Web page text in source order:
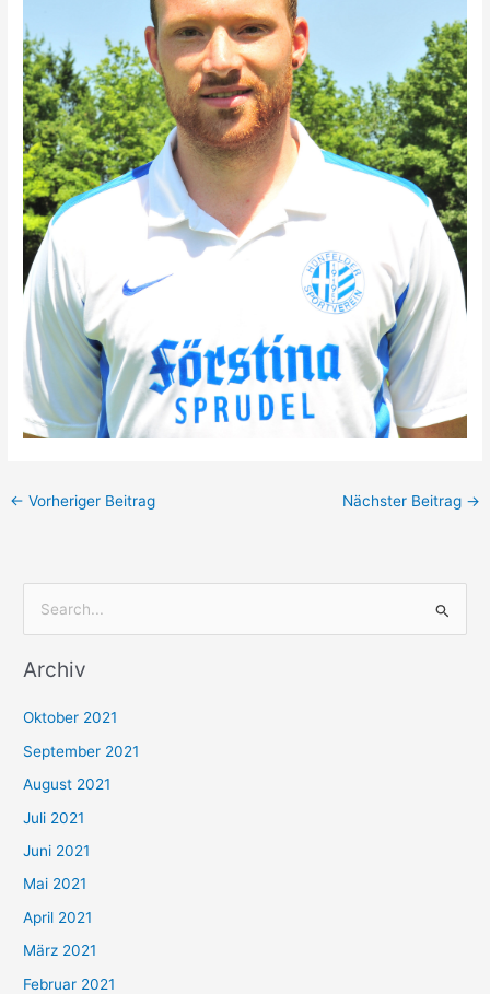
← Vorheriger Beitrag Nächster Beitrag →
c
n
n
a
c
h
:
Archiv
Oktober 2021
September 2021
August 2021
Juli 2021
Juni 2021
Mai 2021
April 2021
März 2021
Februar 2021